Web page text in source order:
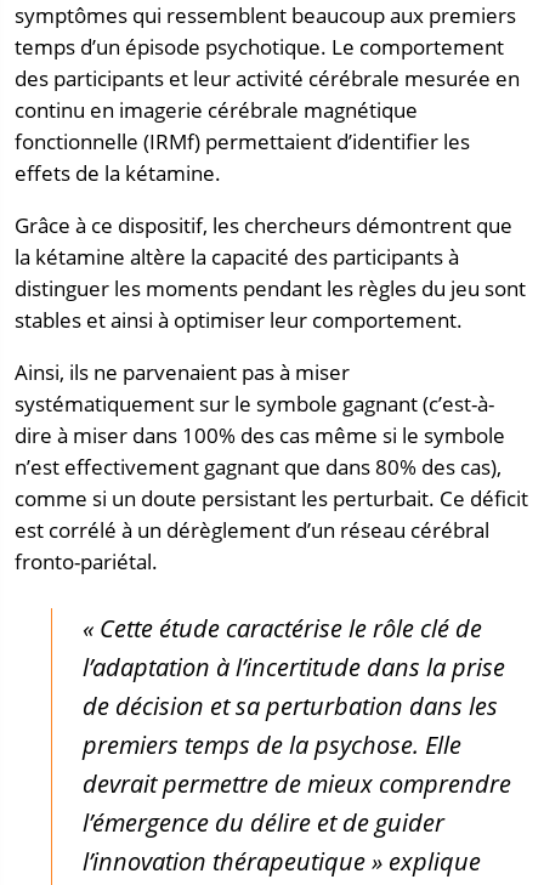
symptômes qui ressemblent beaucoup aux premiers
temps d’un épisode psychotique. Le comportement
des participants et leur activité cérébrale mesurée en
continu en imagerie cérébrale magnétique
fonctionnelle (IRMf) permettaient d’identifier les
effets de la kétamine.
Grâce à ce dispositif, les chercheurs démontrent que
la kétamine altère la capacité des participants à
distinguer les moments pendant les règles du jeu sont
stables et ainsi à optimiser leur comportement.
Ainsi, ils ne parvenaient pas à miser
systématiquement sur le symbole gagnant (c’est-à-
dire à miser dans 100% des cas même si le symbole
n’est effectivement gagnant que dans 80% des cas),
comme si un doute persistant les perturbait. Ce déficit
est corrélé à un dérèglement d’un réseau cérébral
fronto-pariétal.
« Cette étude caractérise le rôle clé de
l’adaptation à l’incertitude dans la prise
de décision et sa perturbation dans les
premiers temps de la psychose. Elle
devrait permettre de mieux comprendre
l’émergence du délire et de guider
l’innovation thérapeutique» explique